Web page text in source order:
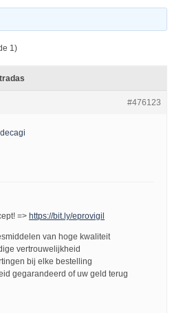
1)
#476123
=> https://bit.ly/eprovigil
van hoge kwaliteit
vertrouwelijkheid
bij elke bestelling
gegarandeerd of uw geld terug